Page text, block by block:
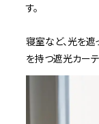
す。
寝室など、光を
を持つ遮光カー